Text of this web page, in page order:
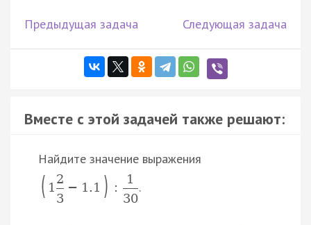
Предыдущая задача Следующая задача
Вместе с этой задачей также решают:
Найдите значение выражения
( 1
2
3
− 1.1 ) :
1
30
.